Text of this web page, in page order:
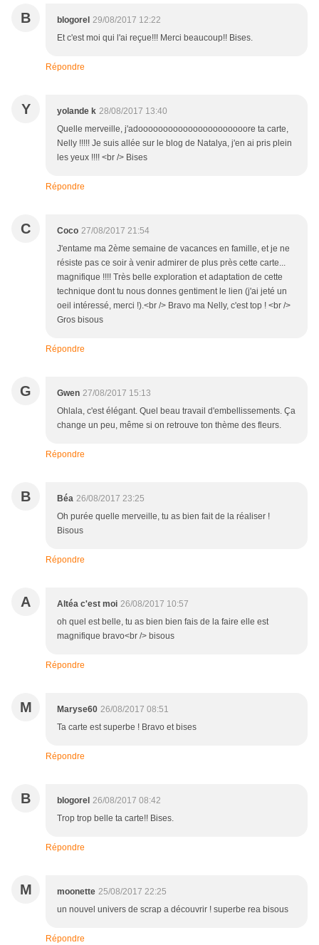
B blogorel 29/08/2017 12:22
Et c'est moi qui l'ai reçue!!! Merci beaucoup!! Bises.
Répondre
Y yolande k 28/08/2017 13:40
Quelle merveille, j'adoooooooooooooooooooooore ta carte,
Nelly !!!!! Je suis allée sur le blog de Natalya, j'en ai pris plein
les yeux !!!! <br /> Bises
Répondre
C Coco 27/08/2017 21:54
J'entame ma 2ème semaine de vacances en famille, et je ne
résiste pas ce soir à venir admirer de plus près cette carte...
magnifique !!!! Très belle exploration et adaptation de cette
technique dont tu nous donnes gentiment le lien (j'ai jeté un
oeil intéressé, merci !).<br /> Bravo ma Nelly, c'est top ! <br />
Gros bisous
Répondre
G Gwen 27/08/2017 15:13
Ohlala, c'est élégant. Quel beau travail d'embellissements. Ça
change un peu, même si on retrouve ton thème des fleurs.
Répondre
B Béa 26/08/2017 23:25
Oh purée quelle merveille, tu as bien fait de la réaliser !
Bisous
Répondre
A Altéa c'est moi 26/08/2017 10:57
oh quel est belle, tu as bien bien fais de la faire elle est
magnifique bravo<br /> bisous
Répondre
M Maryse60 26/08/2017 08:51
Ta carte est superbe ! Bravo et bises
Répondre
B blogorel 26/08/2017 08:42
Trop trop belle ta carte!! Bises.
Répondre
M moonette 25/08/2017 22:25
un nouvel univers de scrap a découvrir ! superbe rea bisous
Répondre